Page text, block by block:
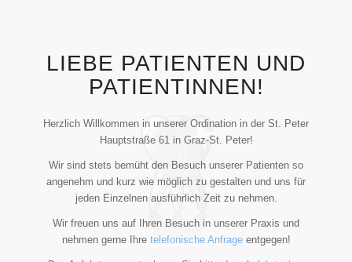
LIEBE PATIENTEN UND
PATIENTINNEN!
Herzlich Willkommen in unserer Ordination in der St. Peter
Hauptstraße 61 in Graz-St. Peter!
Wir sind stets bemüht den Besuch unserer Patienten so
angenehm und kurz wie möglich zu gestalten und uns für
jeden Einzelnen ausführlich Zeit zu nehmen.
Wir freuen uns auf Ihren Besuch in unserer Praxis und
nehmen gerne Ihre telefonische Anfrageentgegen!